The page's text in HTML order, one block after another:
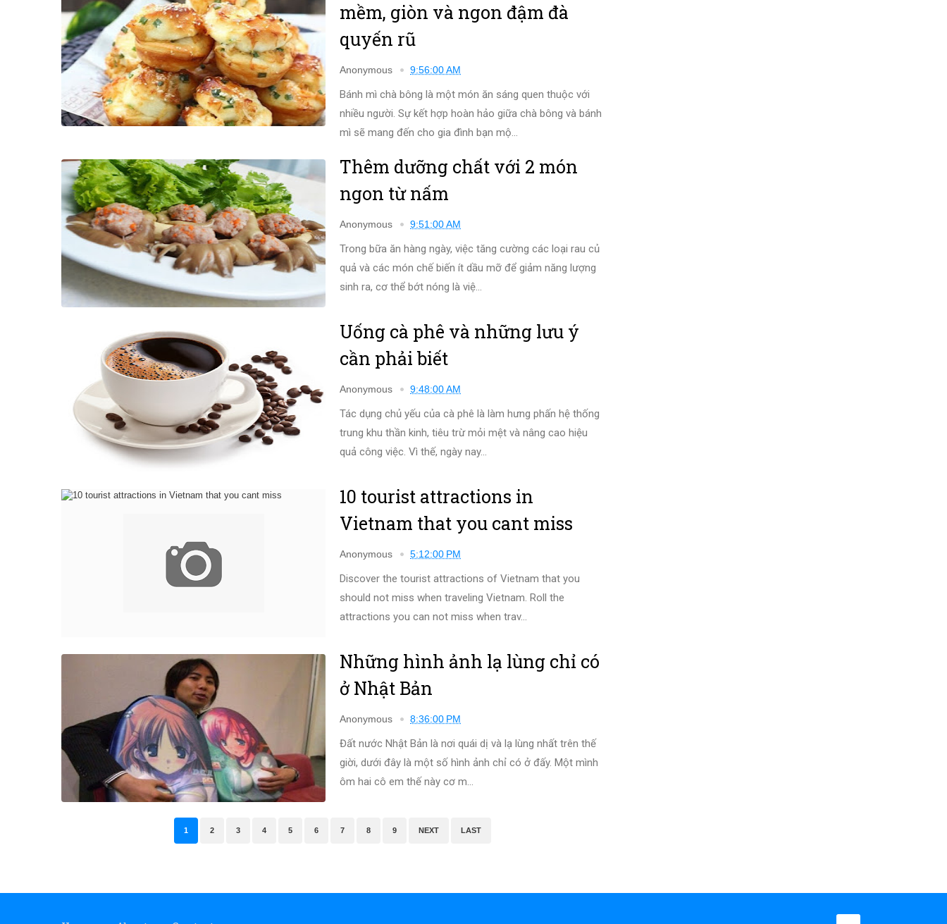
mềm, giòn và ngon đậm đà
quyến rũ
Anonymous 9:56:00 AM
Bánh mì chà bông là một món ăn sáng quen thuộc với
nhiều người. Sự kết hợp hoàn hảo giữa chà bông và bánh
mì sẽ mang đến cho gia đình bạn mộ...
Thêm dưỡng chất với 2 món
ngon từ nấm
Anonymous 9:51:00 AM
Trong bữa ăn hàng ngày, việc tăng cường các loại rau củ
quả và các món chế biến ít dầu mỡ để giảm năng lượng
sinh ra, cơ thể bớt nóng là việ...
Uống cà phê và những lưu ý
cần phải biết
Anonymous 9:48:00 AM
Tác dụng chủ yếu của cà phê là làm hưng phấn hệ thống
trung khu thần kinh, tiêu trừ mỏi mệt và nâng cao hiệu
quả công việc. Vì thế, ngày nay...
10 tourist attractions in
Vietnam that you cant miss
Anonymous 5:12:00 PM
Discover the tourist attractions of Vietnam that you
should not miss when traveling Vietnam. Roll the
attractions you can not miss when trav...
Những hình ảnh lạ lùng chỉ có
ở Nhật Bản
Anonymous 8:36:00 PM
Đất nước Nhật Bản là nơi quái dị và lạ lùng nhất trên thế
giời, dưới đây là một số hình ảnh chỉ có ở đấy. Một mình
ôm hai cô em thế này cơ m...
1 2 3 4 5 6 7 8 9 NEXT LAST